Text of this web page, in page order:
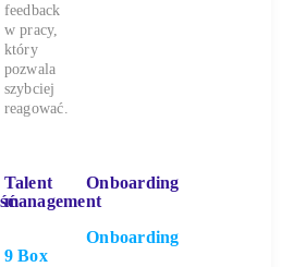
feedback
w pracy,
który
pozwala
szybciej
reagować.
Talent
management
9 Box
Onboarding
Onboarding